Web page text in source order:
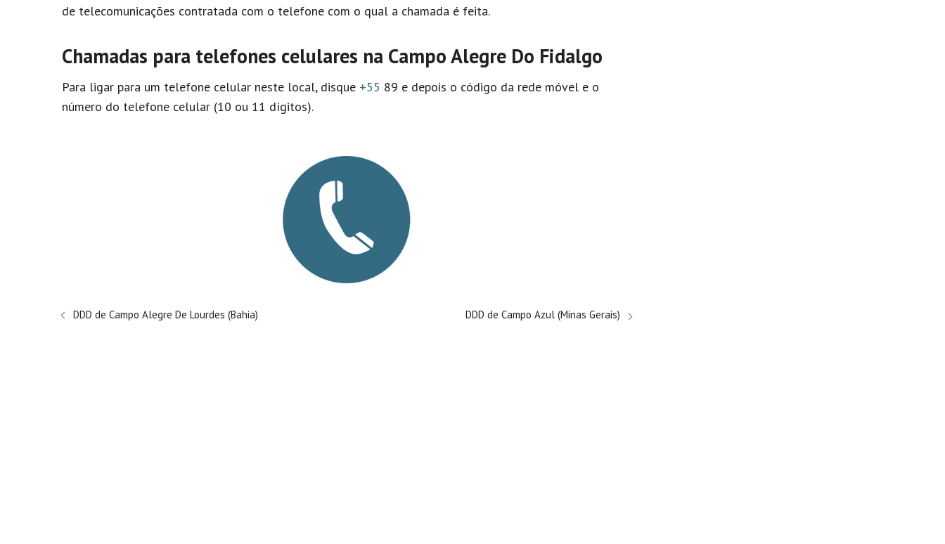
de telecomunicações contratada com o telefone com o qual a chamada é feita.
Chamadas para telefones celulares na Campo Alegre Do Fidalgo
Para ligar para um telefone celular neste local, disque +55 89 e depois o código da rede móvel e o
número do telefone celular (10 ou 11 dígitos).
DDD de Campo Alegre De Lourdes (Bahia) DDD de Campo Azul (Minas Gerais)